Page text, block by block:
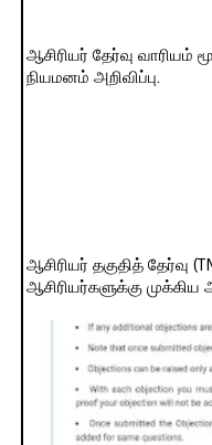
ஆசிரியர் தேர்வு வாரியம்
நியமனம் அறிவிப்பு.
ஆசிரியர் தகுதித் தேர்வு
ஆசிரியர்களுக்கு முக்கிய